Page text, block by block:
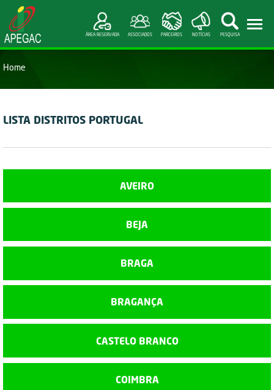
ÁREA RESERVADA ASSOCIADOS PARCEIROS NOTÍCIAS PESQUISA
Home
LISTA DISTRITOS PORTUGAL
AVEIRO
BEJA
BRAGA
BRAGANÇA
CASTELO BRANCO
COIMBRA